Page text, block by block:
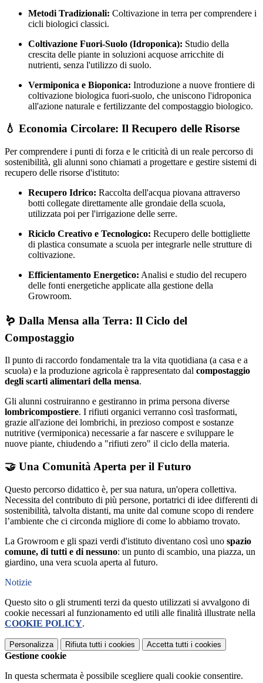
Metodi Tradizionali: Coltivazione in terra per comprendere i
cicli biologici classici.
Coltivazione Fuori-Suolo (Idroponica): Studio della
crescita delle piante in soluzioni acquose arricchite di
nutrienti, senza l'utilizzo di suolo.
Vermiponica e Bioponica: Introduzione a nuove frontiere di
coltivazione biologica fuori-suolo, che uniscono l'idroponica
all'azione naturale e fertilizzante del compostaggio biologico.
💧 Economia Circolare: Il Recupero delle Risorse
Per comprendere i punti di forza e le criticità di un reale percorso di
sostenibilità, gli alunni sono chiamati a progettare e gestire sistemi di
recupero delle risorse d'istituto:
Recupero Idrico: Raccolta dell'acqua piovana attraverso
botti collegate direttamente alle grondaie della scuola,
utilizzata poi per l'irrigazione delle serre.
Riciclo Creativo e Tecnologico: Recupero delle bottigliette
di plastica consumate a scuola per integrarle nelle strutture di
coltivazione.
Efficientamento Energetico: Analisi e studio del recupero
delle fonti energetiche applicate alla gestione della
Growroom.
🪱 Dalla Mensa alla Terra: Il Ciclo del
Compostaggio
Il punto di raccordo fondamentale tra la vita quotidiana (a casa e a
scuola) e la produzione agricola è rappresentato dal compostaggio
degli scarti alimentari della mensa.
Gli alunni costruiranno e gestiranno in prima persona diverse
lombricompostiere. I rifiuti organici verranno così trasformati,
grazie all'azione dei lombrichi, in prezioso compost e sostanze
nutritive (vermiponica) necessarie a far nascere e sviluppare le
nuove piante, chiudendo a "rifiuti zero" il ciclo della materia.
🤝 Una Comunità Aperta per il Futuro
Questo percorso didattico è, per sua natura, un'opera collettiva.
Necessita del contributo di più persone, portatrici di idee differenti di
sostenibilità, talvolta distanti, ma unite dal comune scopo di rendere
l’ambiente che ci circonda migliore di come lo abbiamo trovato.
La Growroom e gli spazi verdi d'istituto diventano così uno spazio
comune, di tutti e di nessuno: un punto di scambio, una piazza, un
giardino, una vera scuola aperta al futuro.
Notizie
Questo sito o gli strumenti terzi da questo utilizzati si avvalgono di
cookie necessari al funzionamento ed utili alle finalità illustrate nella
COOKIE POLICY.
Personalizza Rifiuta tutti i cookies Accetta tutti i cookies
Gestione cookie
In questa schermata è possibile scegliere quali cookie consentire.